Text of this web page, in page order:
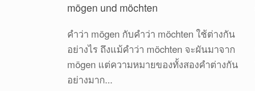
mögen und möchten
คำว่า mögen กับคำว่า möchten ใช้ต่างกัน
อย่างไร ถึงแม้คำว่า möchten จะผันมาจาก
mögen แต่ความหมายของทั้งสองคำต่างกัน
อย่างมาก...